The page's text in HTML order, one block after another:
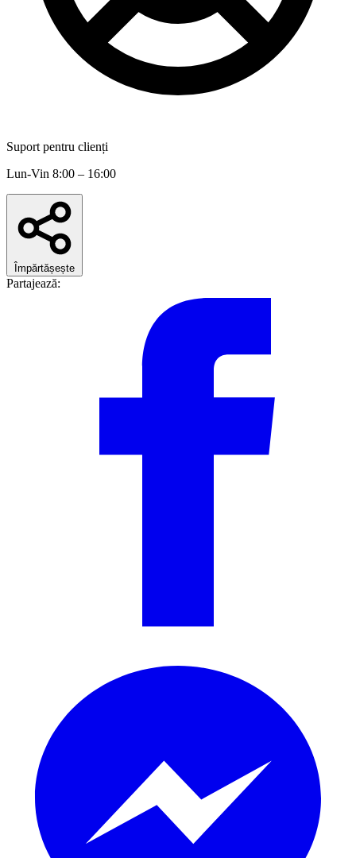
Suport pentru clienți
Lun-Vin 8:00 – 16:00
Împărtășește
Partajează: